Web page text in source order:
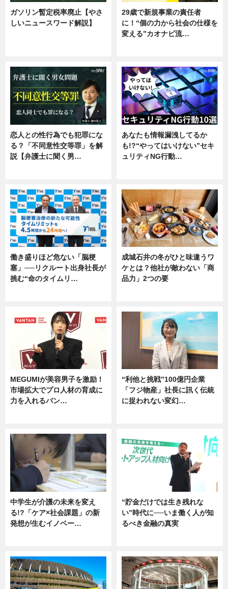
ガソリン暫定税率廃止【やさ
しいニュースワード解説】
29歳で新規事業の責任者
に！“個の力から社会の仕様を
変える”カオナビ流…
恋人との性行為でも犯罪にな
る？「不同意性交等罪」を解
説【弁護士に聞く男…
あなたも情報漏洩してるか
も!?“やってはいけない”セキ
ュリティNG行動…
働き盛りほど危ない「脳梗
塞」──リクルート出身社長が
挑む“命のタイムリ…
成城石井の冬がひと味違うワ
ケとは？他社が敵わない「商
品力」2つの要
MEGUMIが美容男子を激励！
市場拡大でプロ人材の育成に
力を入れるバン…
“利他と挑戦”100億円企業
「フジ物産」社長に訊く伝統
に捉われない変幻…
中学生が介護の未来を変え
る!?「ケア×社会課題」の新
発想が生むイノベー…
“貯金だけでは生き残れな
い”時代に──いま働く人が知
るべき金融の真実